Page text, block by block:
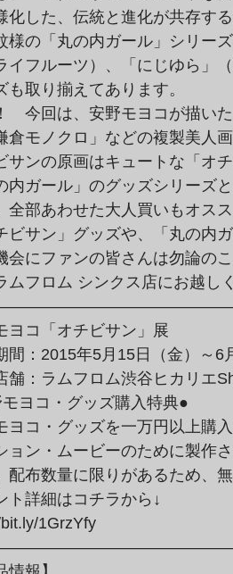
化した、伝統と進化が共存す
様の「丸の内ガール」シリー
イフルーツ）、「にじゆら」
も取り揃えてあります。
　今回は、安野モヨコが描い
倉モノクロ」などの複製美人
サンの原画はキュートな「オ
内ガール」のグッズシリーズ
全部あわせた大人買いもオス
ビサン」グッズや、「丸の内
会にファンの皆さんは勿論の
ムフロム シンクス店にお越し
ヨコ「オチビサン」展
間：2015年5月15日（金）～6
舗：ラムフロム渋谷ヒカリエ
ヨコ・グッズ購入特典●
ヨコ・グッズを一万円以上購
ョン・ムービーのために製作
配布数量に限りがあるため、
ト詳細はコチラから↓
1GrzYfy